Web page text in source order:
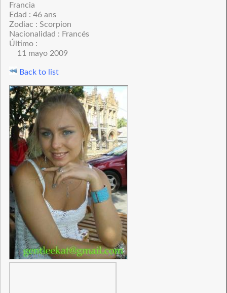
Francia
Edad : 46 ans
Zodiac : Scorpion
Nacionalidad : Francés
Último :
11 mayo 2009
Back to list